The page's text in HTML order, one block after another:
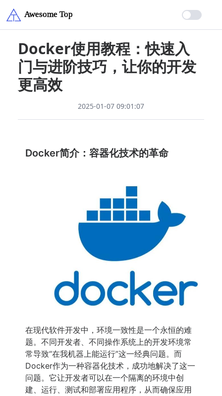
Docker使用教程：快速入
门与进阶技巧，让你的开发
更高效
2025-01-07 09:01:07
Docker简介：容器化技术的革命
在现代软件开发中，环境一致性是一个永恒的难
题。不同开发者、不同操作系统上的开发环境常
常导致“在我机器上能运行”这一经典问题。而
Docker作为一种容器化技术，成功地解决了这一
问题。它让开发者可以在一个隔离的环境中创
建、运行、测试和部署应用程序，从而确保应用